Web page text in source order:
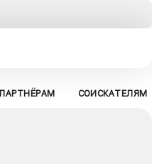
ПАРТНЁРАМ СОИСКАТЕЛЯМ